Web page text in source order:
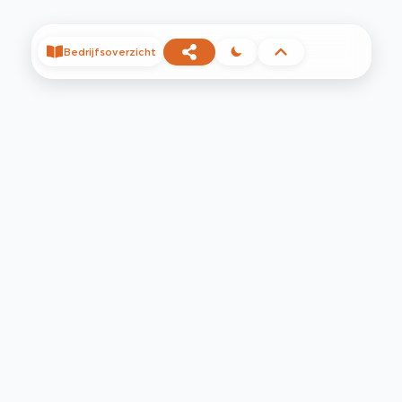
Bedrijfsoverzicht